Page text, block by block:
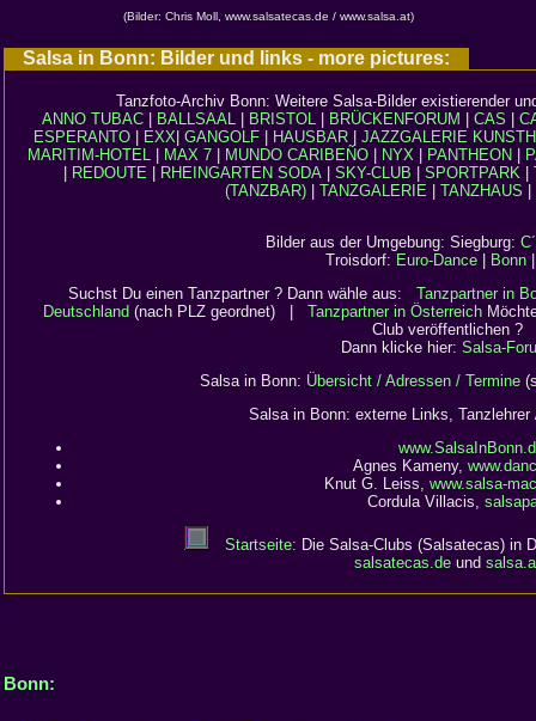
(Bilder: Chris Moll, www.salsatecas.de / www.salsa.at)
Salsa in Bonn: Bilder und links - more pictures:
Tanzfoto-Archiv Bonn: Weitere Salsa-Bilder existierender
ANNO TUBAC
BALLSAAL BRISTOL BRÜCKENFORUM CAS
ESPERANTO| EXX| GANGOLF| HAUSBAR| JAZZGALERIE
MARITIM-HOTEL
MAX 7 MUNDO CARIBEÑO NYX PANTHEON
REDOUTE RHEINGARTEN SODA SKY-CLUB SPORTPARK
(TANZBAR)| TANZGALERIE| TANZHAUS
Bilder aus der Umgebung: Siegburg:
Troisdorf: Euro-Dance| Bonn
Suchst Du einen Tanzpartner ? Dann wähle aus: Tanzpartner in
Deutschland (nach PLZ geordnet) | Tanzpartner in Österreich
Club veröffentlichen ?
Dann klicke hier: Salsa-
Salsa in Bonn: Übersicht / Adressen / Termine
Salsa in Bonn: externe Links,
Agnes Kameny,
Knut G. Leiss, www.salsa-
Cordula Villacis,
Startseite: Die Salsa-Clubs (Salsatecas) in
salsatecas.de und
Bonn: